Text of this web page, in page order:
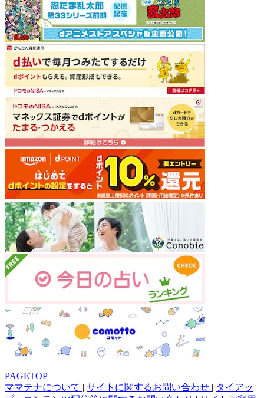
PAGETOP
ママテナについて | サイトに関するお問い合わせ | タイアッ